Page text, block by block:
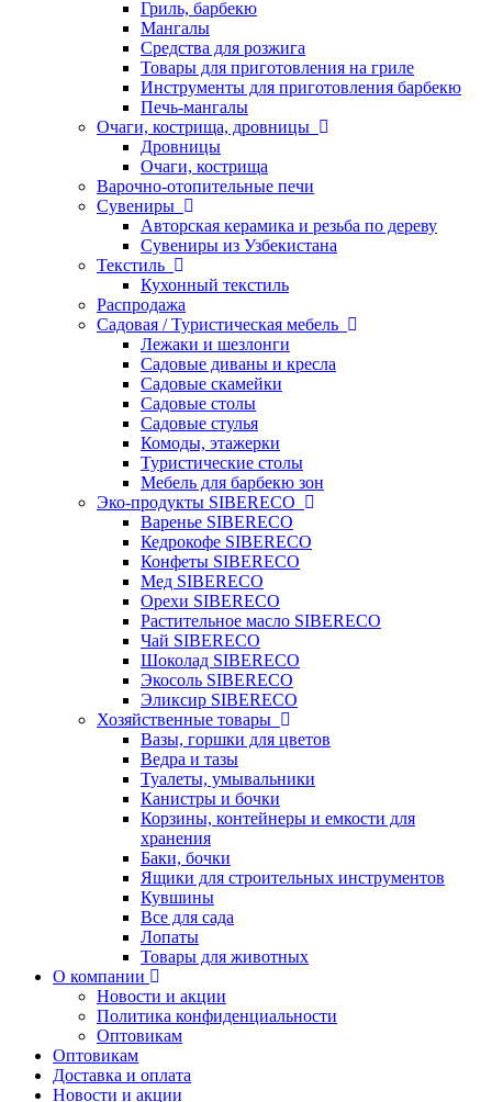
Гриль, барбекю
Мангалы
Средства для розжига
Товары для приготовления на гриле
Инструменты для приготовления барбекю
Печь-мангалы
Очаги, кострища, дровницы
Дровницы
Очаги, кострища
Варочно-отопительные печи
Сувениры
Авторская керамика и резьба по дереву
Сувениры из Узбекистана
Текстиль
Кухонный текстиль
Распродажа
Садовая / Туристическая мебель
Лежаки и шезлонги
Садовые диваны и кресла
Садовые скамейки
Садовые столы
Садовые стулья
Комоды, этажерки
Туристические столы
Мебель для барбекю зон
Эко-продукты SIBERECO
Варенье SIBERECO
Кедрокофе SIBERECO
Конфеты SIBERECO
Мед SIBERECO
Орехи SIBERECO
Растительное масло SIBERECO
Чай SIBERECO
Шоколад SIBERECO
Экосоль SIBERECO
Эликсир SIBERECO
Хозяйственные товары
Вазы, горшки для цветов
Ведра и тазы
Туалеты, умывальники
Канистры и бочки
Корзины, контейнеры и емкости для
хранения
Баки, бочки
Ящики для строительных инструментов
Кувшины
Все для сада
Лопаты
Товары для животных
О компании
Новости и акции
Политика конфиденциальности
Оптовикам
Оптовикам
Доставка и оплата
Новости и акции